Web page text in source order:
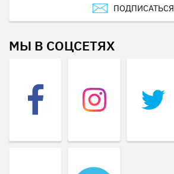
ПОДПИСАТЬСЯ
МЫ В СОЦСЕТЯХ